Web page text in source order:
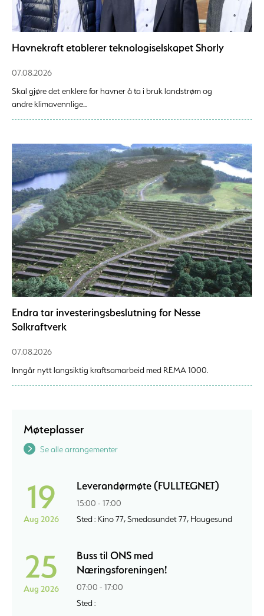
Havnekraft etablerer teknologiselskapet Shorly
07.08.2026
Skal gjøre det enklere for havner å ta i bruk landstrøm og
andre klimavennlige...
Endra tar investeringsbeslutning for Nesse
Solkraftverk
07.08.2026
Inngår nytt langsiktig kraftsamarbeid med REMA 1000.
Møteplasser
Se alle arrangementer
19
Aug 2026
Leverandørmøte (FULLTEGNET)
15:00 - 17:00
Sted : Kino 77, Smedasundet 77, Haugesund
25
Aug 2026
Buss til ONS med
Næringsforeningen!
07:00 - 17:00
Sted :